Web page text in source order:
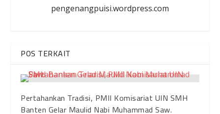
pengenangpuisi.wordpress.com
POS TERKAIT
Pertahankan Tradisi, PMII Komisariat UIN SMH
Banten Gelar Maulid Nabi Muhammad Saw.